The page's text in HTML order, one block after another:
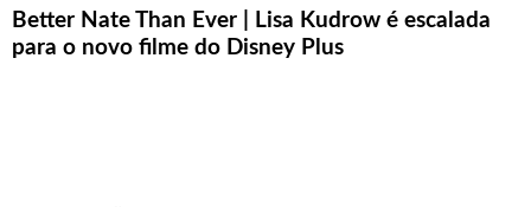
Better Nate Than Ever | Lisa Kudrow é escalada
para o novo filme do Disney Plus